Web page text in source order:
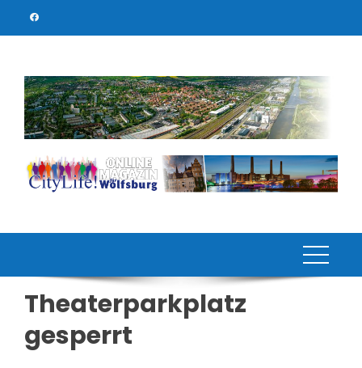
Theaterparkplatz
gesperrt